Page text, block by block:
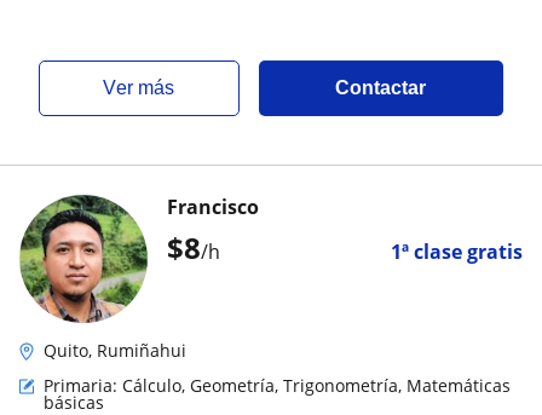
ver más Contactar
$8/h 1ª clase gratis
Francisco
Quito, Rumiñahui
Primaria: Cálculo, Geometría, Trigonometría, Matemáticas
básicas